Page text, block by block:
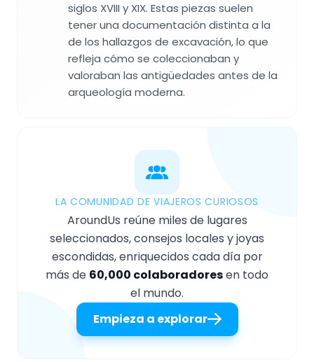
siglos XVIII y XIX. Estas piezas suelen
tener una documentación distinta a la
de los hallazgos de excavación, lo que
refleja cómo se coleccionaban y
valoraban las antigüedades antes de la
arqueología moderna.
LA COMUNIDAD DE VIAJEROS CURIOSOS
AroundUs reúne miles de lugares
seleccionados, consejos locales y joyas
escondidas, enriquecidos cada día por
más de 60,000 colaboradoresen todo
el mundo.
Empieza a explorar